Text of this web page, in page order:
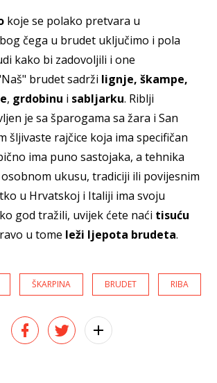
koje se polako pretvara u
čega u brudet uključimo i pola
kako bi zadovoljili i one
brudet sadrži lignje, škampe,
, grdobinu i sabljarku. Riblji
je sa šparogama sa žara i San
šljivaste rajčice koja ima specifičan
ima puno sastojaka, a tehnika
ukusu, tradiciji ili povijesnim
u Hrvatskoj i Italiji ima svoju
god tražili, uvijek ćete naći tisuću
u tome leži ljepota brudeta.
ŠKARPINA BRUDET RIBA